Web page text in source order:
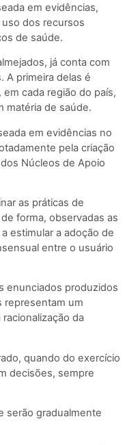
em evidências,
dos recursos
de saúde.
já conta com
A primeira delas é
cada região do país,
matéria de saúde.
em evidências no
pela criação
Núcleos de Apoio
as práticas de
forma, observadas as
estimular a adoção de
entre o usuário
enunciados produzidos
representam um
da
quando do exercício
decisões, sempre
serão gradualmente